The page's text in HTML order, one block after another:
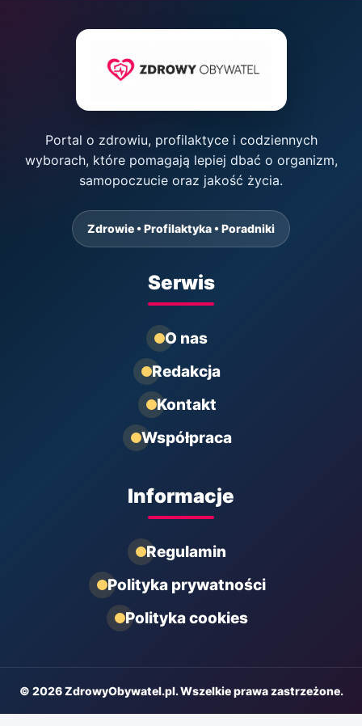
Portal o zdrowiu, profilaktyce i codziennych
wyborach, które pomagają lepiej dbać o organizm,
samopoczucie oraz jakość życia.
Zdrowie • Profilaktyka • Poradniki
Serwis
O nas
Redakcja
Kontakt
Współpraca
Informacje
Regulamin
Polityka prywatności
Polityka cookies
© 2026 ZdrowyObywatel.pl. Wszelkie prawa zastrzeżone.